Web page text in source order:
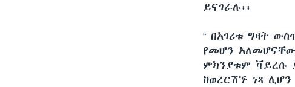
ይናገራሉ፡፡
“ በአገሪቱ ግዛት
የመሆን
ምክንያቱም ቫይረሱ
ከወረርሽኙ ነጻ ሊሆን